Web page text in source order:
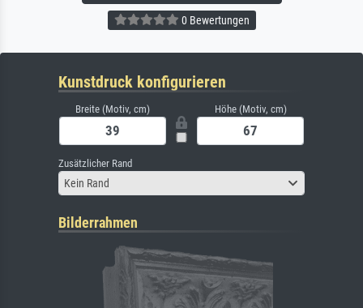
0 Bewertungen
Kunstdruck konfigurieren
Breite (Motiv, cm) Höhe (Motiv, cm)
Zusätzlicher Rand
Kein Rand
Bilderrahmen